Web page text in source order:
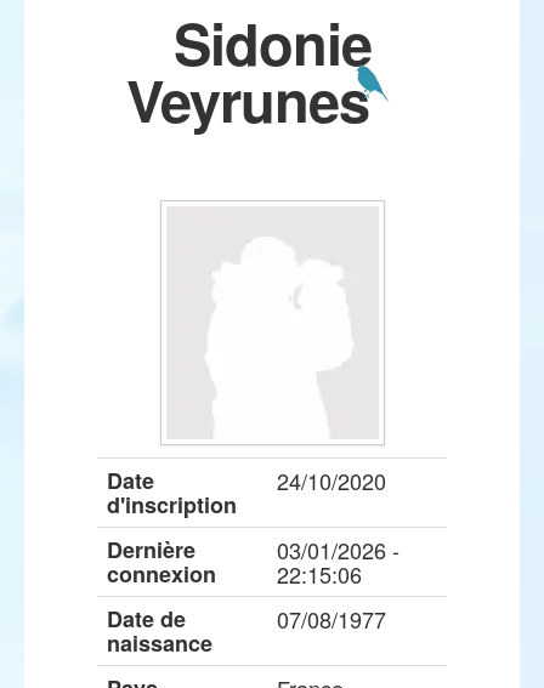
Sidonie
Veyrunes
Date
d'inscription
24/10/2020
Dernière
connexion
03/01/2026 -
22:15:06
Date de
naissance
07/08/1977